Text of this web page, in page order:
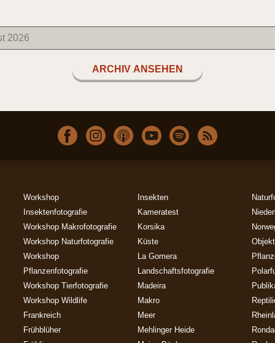
ARCHIV ANSEHEN
Workshop
Insektenfotografie
Workshop Makrofotografie
Workshop Naturfotografie
Workshop
Pflanzenfotografie
Workshop Tierfotografie
Workshop Wildlife
Frankreich
Frühblüher
Insekten
Kameratest
Korsika
Küste
La Gomera
Landschaftsfotografie
Madeira
Makro
Meer
Mehlinger Heide